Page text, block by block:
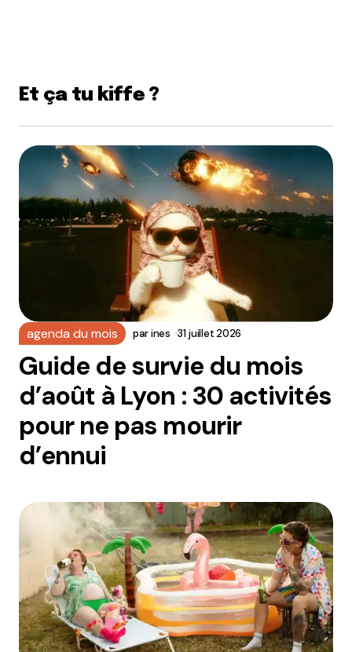
Et ça tu kiffe ?
agenda du mois parines 31 juillet 2026
Guide de survie du mois
d’août à Lyon : 30 activités
pour ne pas mourir
d’ennui